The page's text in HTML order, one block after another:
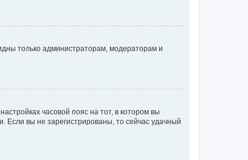
только администраторам, модераторам и
часовой пояс на тот, в котором вы
Если вы не зарегистрированы, то сейчас удачный